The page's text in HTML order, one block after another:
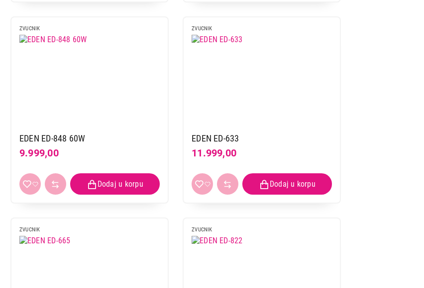
ZVUCNIK
EDEN ED-848 60W
9.999,00
ZVUCNIK
EDEN ED-633
11.999,00
ZVUCNIK ZVUCNIK